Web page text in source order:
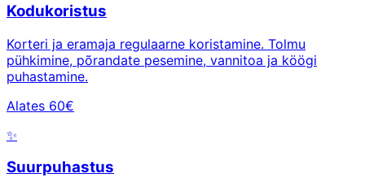
Kodukoristus
Korteri ja eramaja regulaarne koristamine. Tolmu
pühkimine, põrandate pesemine, vannitoa ja köögi
puhastamine.
Alates 60€
✨
Suurpuhastus